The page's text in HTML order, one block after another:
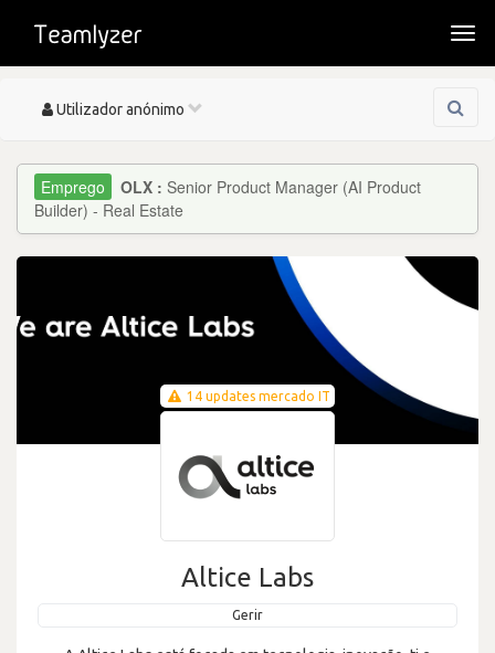
Toggle
Utilizador anónimo
OLX : Senior Product Manager (AI Product
Builder) - Real Estate
14 updates mercado IT
Altice Labs
Gerir